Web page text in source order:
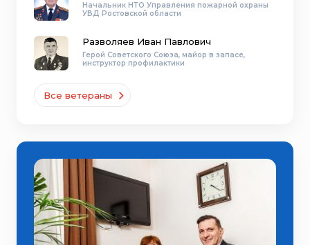
Начальник НТО Управления пожарной охраны
УВД Ростовской области
Разволяев Иван Павлович
Герой Советского Союза, майор в запасе,
инструктор профилактики
Все ветераны